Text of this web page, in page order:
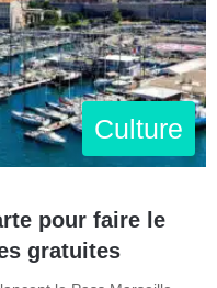
Culture
pour faire le
gratuites